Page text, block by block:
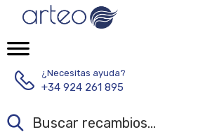
¿Necesitas ayuda?
+34 924 261 895